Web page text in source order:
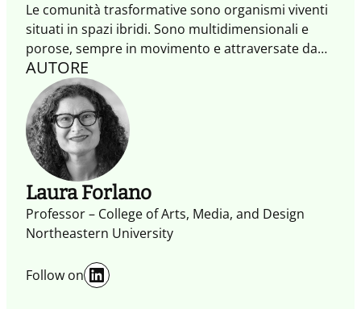
Le comunità trasformative sono organismi viventi
situati in spazi ibridi. Sono multidimensionali e
porose, sempre in movimento e attraversate da
esperienze che attivano scambi e generano azioni
trasformative. È mettendo al centro queste
comunità, oltre agli individui che le abitano, che
possiamo affrontare le grandi sfide del presente e
del futuro, generando impatti positivi.
AUTORE
Laura Forlano
Professor – College of Arts, Media, and Design
Northeastern University
Follow on LinkedIn